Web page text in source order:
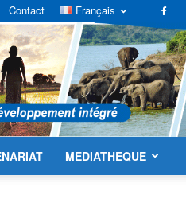
Contact Français
MEDIATHEQUE